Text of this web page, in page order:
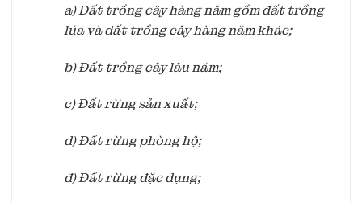
a) Đất trồng cây hàng năm gồm đất trồng
lúa và đất trồng cây hàng năm khác;
b) Đất trồng cây lâu năm;
c) Đất rừng sản xuất;
d) Đất rừng phòng hộ;
đ) Đất rừng đặc dụng;